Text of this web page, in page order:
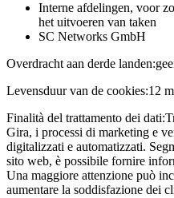
Interne afdelingen, voor
het uitvoeren van taken
SC Networks GmbH
Overdracht aan derde landen:
Levensduur van de cookies:12
Finalità del trattamento dei dati:
Gira, i processi di marketing e
digitalizzati e automatizzati.
sito web, è possibile fornire
Una maggiore attenzione può
aumentare la soddisfazione dei